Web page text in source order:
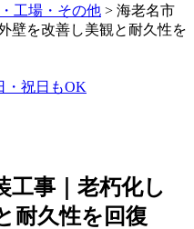
工場・その他 > 海老名市
壁を改善し美観と耐久性を
・祝日もOK
工事｜老朽化し
耐久性を回復